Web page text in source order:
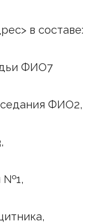
в составе:
ФИО7
ФИО2,
№1,